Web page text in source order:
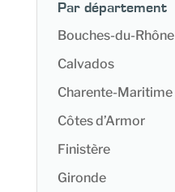
Par département
Bouches-du-Rhône
Calvados
Charente-Maritime
Côtes d’Armor
Finistère
Gironde